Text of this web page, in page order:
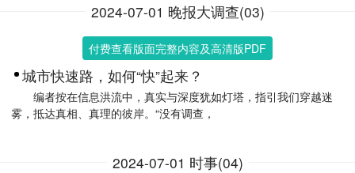
2024-07-01 晚报大调查(03)
付费查看版面完整内容及高清版PDF
城市快速路，如何“快”起来？
编者按在信息洪流中，真实与深度犹如灯塔，指引我们穿越迷
雾，抵达真相、真理的彼岸。“没有调查，
2024-07-01 时事(04)